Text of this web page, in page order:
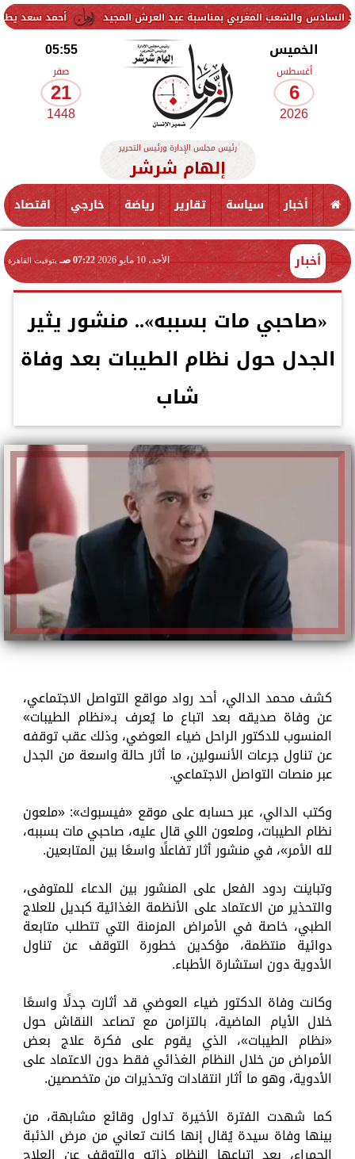
أحمد سعد يطلق «الألبوم المغربي بمناسبة عيد العرش المجيد
الخميس
أغسطس
6
2026
05:55
صفر
21
1448
رئيس مجلس الإدارة ورئيس التحرير
إلهام شرشر
أخبار سياسة تقارير رياضة خارجي اقتصاد
أخبار الأحد، 10 مايو 2026 07:22 صـ بتوقيت القاهرة
«صاحبي مات بسببه».. منشور يثير
الجدل حول نظام الطيبات بعد وفاة
شاب
كشف محمد الدالي، أحد رواد مواقع التواصل الاجتماعي،
عن وفاة صديقه بعد اتباع ما يُعرف بـ«نظام الطيبات»
المنسوب للدكتور الراحل ضياء العوضي، وذلك عقب توقفه
عن تناول جرعات الأنسولين، ما أثار حالة واسعة من الجدل
عبر منصات التواصل الاجتماعي.
وكتب الدالي، عبر حسابه على موقع «فيسبوك»: «ملعون
نظام الطيبات، وملعون اللي قال عليه، صاحبي مات بسببه،
لله الأمر»، في منشور أثار تفاعلًا واسعًا بين المتابعين.
وتباينت ردود الفعل على المنشور بين الدعاء للمتوفى،
والتحذير من الاعتماد على الأنظمة الغذائية كبديل للعلاج
الطبي، خاصة في الأمراض المزمنة التي تتطلب متابعة
دوائية منتظمة، مؤكدين خطورة التوقف عن تناول
الأدوية دون استشارة الأطباء.
وكانت وفاة الدكتور ضياء العوضي قد أثارت جدلًا واسعًا
خلال الأيام الماضية، بالتزامن مع تصاعد النقاش حول
«نظام الطيبات»، الذي يقوم على فكرة علاج بعض
الأمراض من خلال النظام الغذائي فقط دون الاعتماد على
الأدوية، وهو ما أثار انتقادات وتحذيرات من متخصصين.
كما شهدت الفترة الأخيرة تداول وقائع مشابهة، من
بينها وفاة سيدة يُقال إنها كانت تعاني من مرض الذئبة